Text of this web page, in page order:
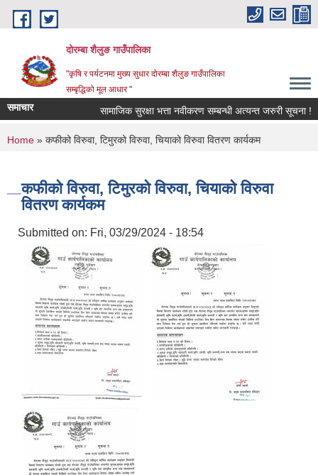
Skip to main content
दोरम्बा शैलुङ गाउँपालिका
"कृषि र पर्यटनमा मुख्य सुधार दोरम्बा शैलुङ गाउँपालिका
सम्बृद्धिको मूल आधार "
समाचार सामाजिक सुरक्षा भत्ता नवीकरण सम्बन्धी अत्यन्त जरुरी सूचना !
You are here
Home » कफीको विरुवा, टिमुरको विरुवा, चियाको विरुवा वितरण कार्यकम
कफीको विरुवा, टिमुरको विरुवा, चियाको विरुवा
वितरण कार्यकम
Submitted on: Fri, 03/29/2024 - 18:54